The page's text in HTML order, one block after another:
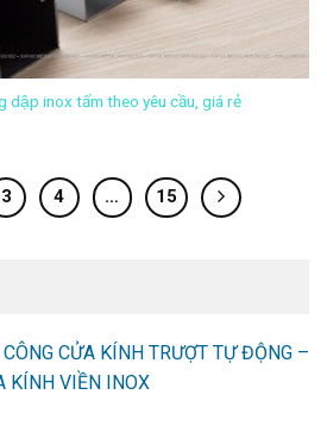
dập inox tấm theo yêu cầu, giá rẻ
3 4 … 15
CỬA KÍNH TRƯỢT TỰ ĐỘNG –
KÍNH VIỀN INOX